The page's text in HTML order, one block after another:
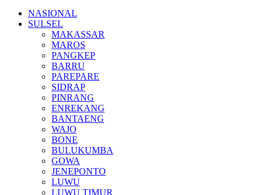
NASIONAL
SULSEL
MAKASSAR
MAROS
PANGKEP
BARRU
PAREPARE
SIDRAP
PINRANG
ENREKANG
BANTAENG
WAJO
BONE
BULUKUMBA
GOWA
JENEPONTO
LUWU
LUWU TIMUR